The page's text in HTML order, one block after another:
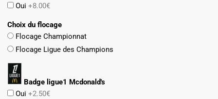
Oui +8.00€
Choix du flocage
Flocage Championnat
Flocage Ligue des Champions
Badge ligue1 Mcdonald's
Oui +2.50€